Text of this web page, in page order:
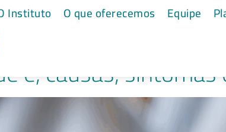
Instituto O que oferecemos Equipe
o que é
é, causas,